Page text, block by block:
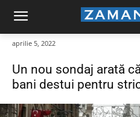
aprilie 5, 2022
Un nou sondaj arată
bani destui pentru